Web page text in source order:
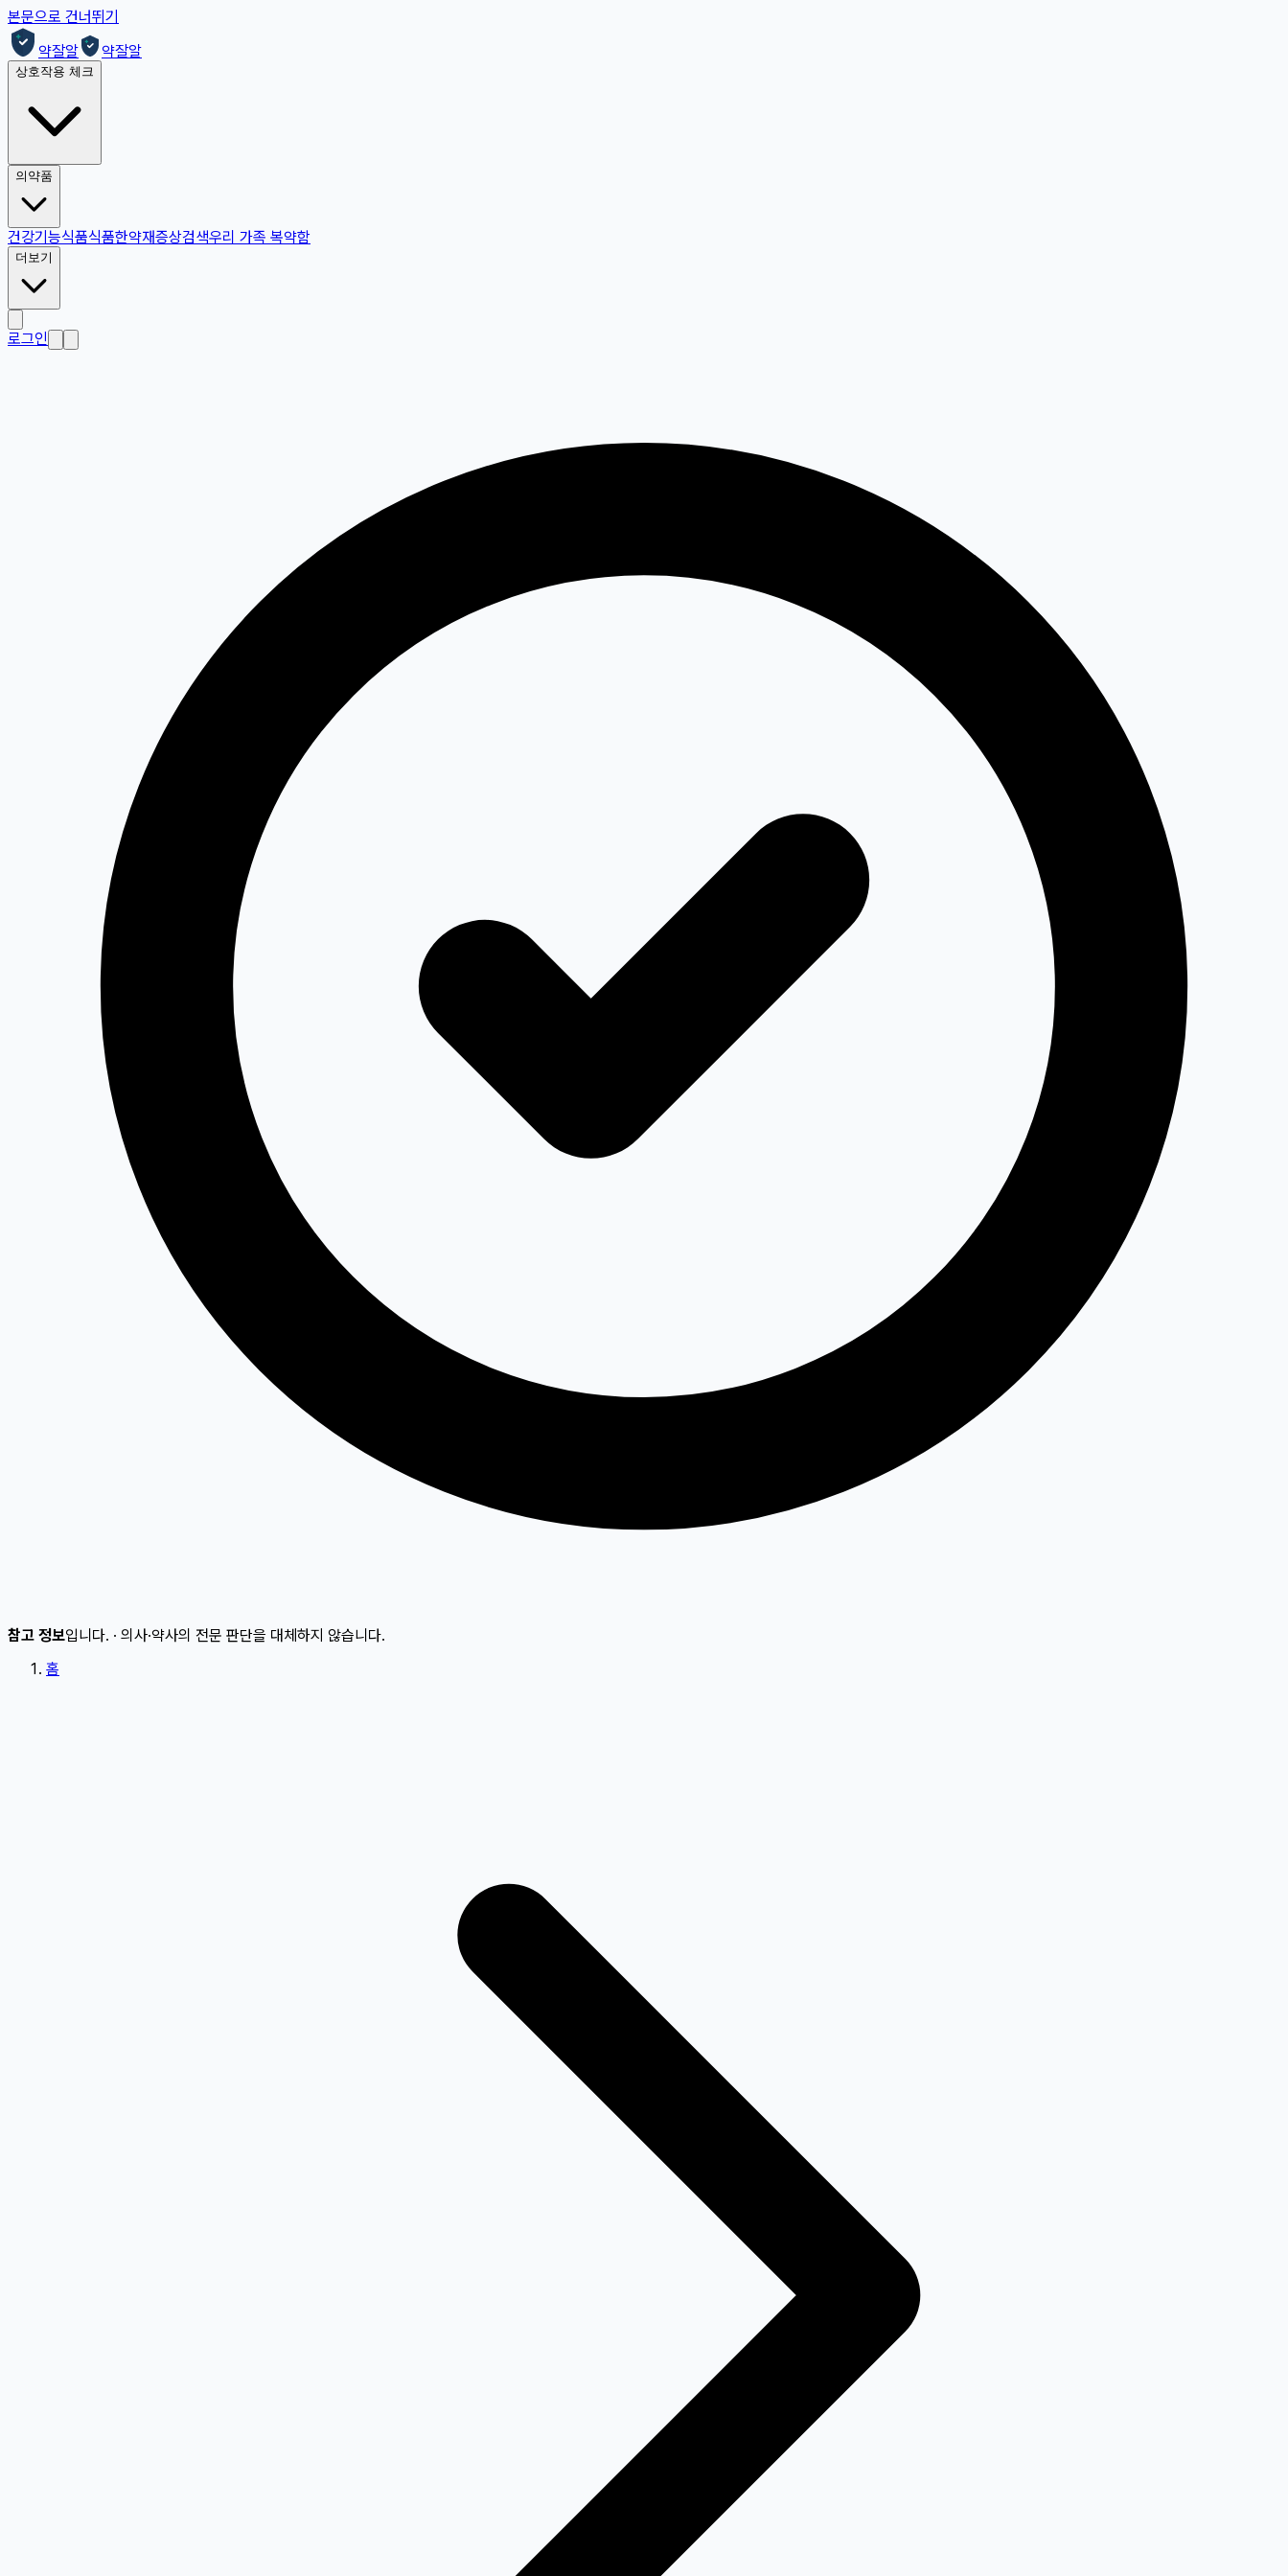
본문으로 건너뛰기
약잘알
약잘알
상호작용 체크
의약품
건강기능식품식품한약재증상검색우리 가족 복약함
더보기
로그인
참고 정보입니다. · 의사·약사의 전문 판단을 대체하지 않습니다.
홈